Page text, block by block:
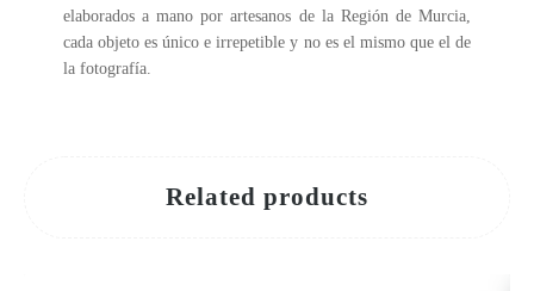
elaborados a mano por artesanos de la Región de Murcia,
cada objeto es único e irrepetible y no es el mismo que el de
la fotografía.
Related products